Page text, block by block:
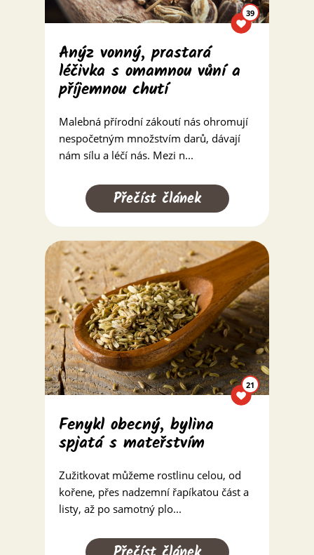
39
Anýz vonný, prastará
léčivka s omamnou vůní a
příjemnou chutí
Malebná přírodní zákoutí nás ohromují
nespočetným množstvím darů, dávají
nám sílu a léčí nás. Mezi n...
Přečíst článek
21
Fenykl obecný, bylina
spjatá s mateřstvím
Zužitkovat můžeme rostlinu celou, od
kořene, přes nadzemní řapíkatou část a
listy, až po samotný plo...